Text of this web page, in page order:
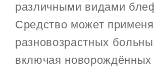
различными видами
Средство может
разновозрастных
включая новорождённых